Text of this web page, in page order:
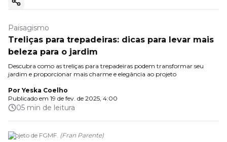
Copiar link
Paisagismo
Treliças para trepadeiras: dicas para levar mais
beleza para o jardim
Descubra como as treliças para trepadeiras podem transformar seu
jardim e proporcionar mais charme e elegância ao projeto
Por Yeska Coelho
Publicado em 19 de fev. de 2025, 4:00
05 min de leitura
Projeto de FGMF. (Fran Parente)